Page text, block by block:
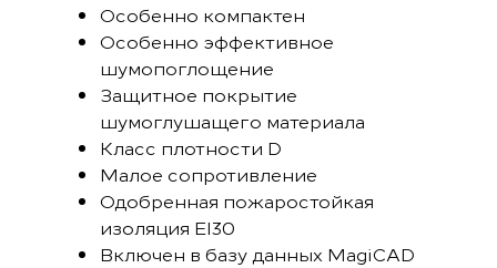
Особенно компактен
Особенно эффективное
шумопоглощение
Защитное покрытие
шумоглушащего материала
Класс плотности D
Малое сопротивление
Одобренная пожаростойкая
изоляция EI30
Включен в базу данных MagiCAD